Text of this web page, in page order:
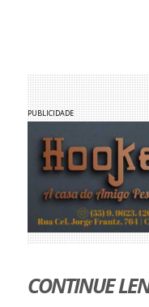
PUBLICIDADE
CONTINUE